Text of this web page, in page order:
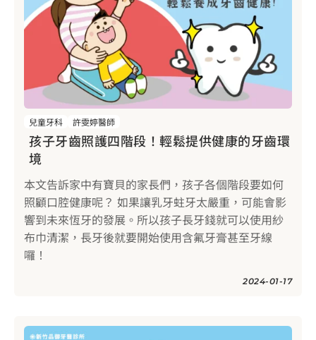
兒童牙科 許雯婷醫師
孩子牙齒照護四階段！輕鬆提供健康的牙齒環
境
本文告訴家中有寶貝的家長們，孩子各個階段要如何
照顧口腔健康呢？ 如果讓乳牙蛀牙太嚴重，可能會影
響到未來恆牙的發展。所以孩子長牙錢就可以使用紗
布巾清潔，長牙後就要開始使用含氟牙膏甚至牙線
囉！
2024-01-17